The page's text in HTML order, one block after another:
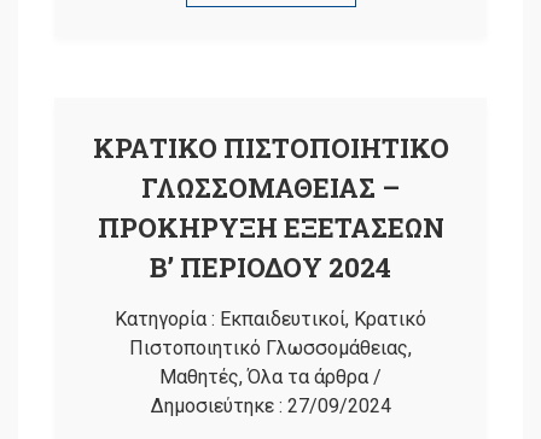
ΚΡΑΤΙΚΟ ΠΙΣΤΟΠΟΙΗΤΙΚΟ
ΓΛΩΣΣΟΜΑΘΕΙΑΣ –
ΠΡΟΚΗΡΥΞΗ ΕΞΕΤΑΣΕΩΝ
Β’ ΠΕΡΙΟΔΟΥ 2024
Κατηγορία : Εκπαιδευτικοί, Κρατικό
Πιστοποιητικό Γλωσσομάθειας,
Μαθητές,Όλα τα άρθρα /
Δημοσιεύτηκε : 27/09/2024